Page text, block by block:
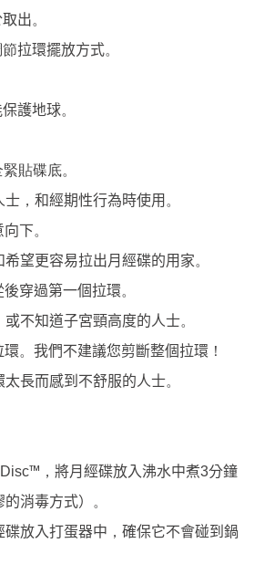
出。
拉環擺放方式。
護地球。
緊貼碟底。
士 ， 和經期性行為時使用 。
向下。
希望更容易拉出月經碟的用家。
穿過第一個拉環。
或不知道子宮頸高度的人士。
環。 我們不建議您剪斷整個拉環 ！
長而感到不舒服的人士。
™ ， 將月經碟放入沸水中煮3分鐘
消毒方式）
。
碟放入打蛋器中 ， 確保它不會碰到鍋